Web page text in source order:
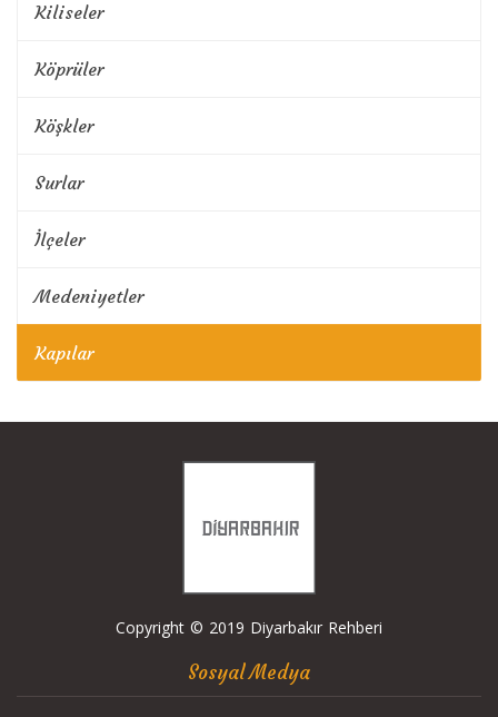
Kiliseler
Köprüler
Köşkler
Surlar
İlçeler
Medeniyetler
Kapılar
Copyright © 2019 Diyarbakır Rehberi
Sosyal Medya